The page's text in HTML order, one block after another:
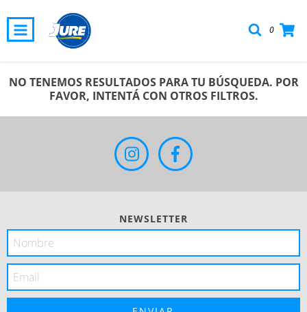
0
NO TENEMOS RESULTADOS PARA TU BÚSQUEDA. POR
FAVOR, INTENTÁ CON OTROS FILTROS.
NEWSLETTER